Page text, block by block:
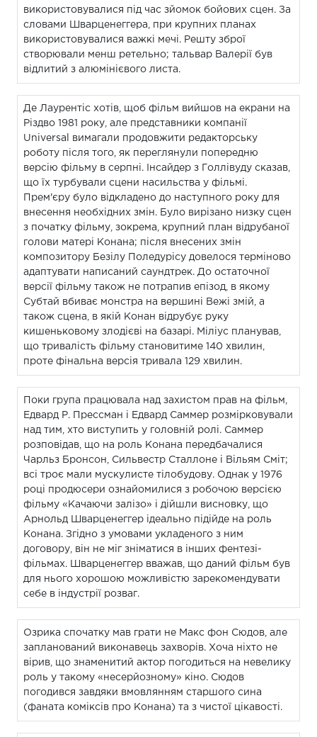
використовувалися під час зйомок бойових сцен. За
словами Шварценеггера, при крупних планах
використовувалися важкі мечі. Решту зброї
створювали менш ретельно; тальвар Валерії був
відлитий з алюмінієвого листа.
Де Лаурентіс хотів, щоб фільм вийшов на екрани на
Різдво 1981 року, але представники компанії
Universal вимагали продовжити редакторську
роботу після того, як переглянули попередню
версію фільму в серпні. Інсайдер з Голлівуду сказав,
що їх турбували сцени насильства у фільмі.
Прем'єру було відкладено до наступного року для
внесення необхідних змін. Було вирізано низку сцен
з початку фільму, зокрема, крупний план відрубаної
голови матері Конана; після внесених змін
композитору Безілу Поледурісу довелося терміново
адаптувати написаний саундтрек. До остаточної
версії фільму також не потрапив епізод, в якому
Субтай вбиває монстра на вершині Вежі змій, а
також сцена, в якій Конан відрубує руку
кишеньковому злодієві на базарі. Міліус планував,
що тривалість фільму становитиме 140 хвилин,
проте фінальна версія тривала 129 хвилин.
Поки група працювала над захистом прав на фільм,
Едвард Р. Прессман і Едвард Саммер розмірковували
над тим, хто виступить у головній ролі. Саммер
розповідав, що на роль Конана передбачалися
Чарльз Бронсон, Сильвестр Сталлоне і Вільям Сміт;
всі троє мали мускулисте тілобудову. Однак у 1976
році продюсери ознайомилися з робочою версією
фільму «Качаючи залізо» і дійшли висновку, що
Арнольд Шварценеггер ідеально підійде на роль
Конана. Згідно з умовами укладеного з ним
договору, він не міг зніматися в інших фентезі-
фільмах. Шварценеггер вважав, що даний фільм був
для нього хорошою можливістю зарекомендувати
себе в індустрії розваг.
Озрика спочатку мав грати не Макс фон Сюдов, але
запланований виконавець захворів. Хоча ніхто не
вірив, що знаменитий актор погодиться на невелику
роль у такому «несерйозному» кіно. Сюдов
погодився завдяки вмовлянням старшого сина
(фаната коміксів про Конана) та з чистої цікавості.